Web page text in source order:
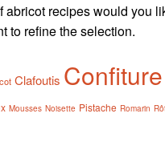
abricot recipes would you
to refine the selection.
Clafoutis Confiture
Mousses Noisette Pistache Romarin